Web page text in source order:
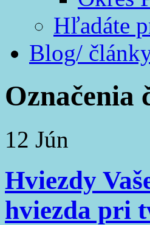
Hľadáte
Blog/
Označenia
12 Jún
Hviezdy
hviezda pri